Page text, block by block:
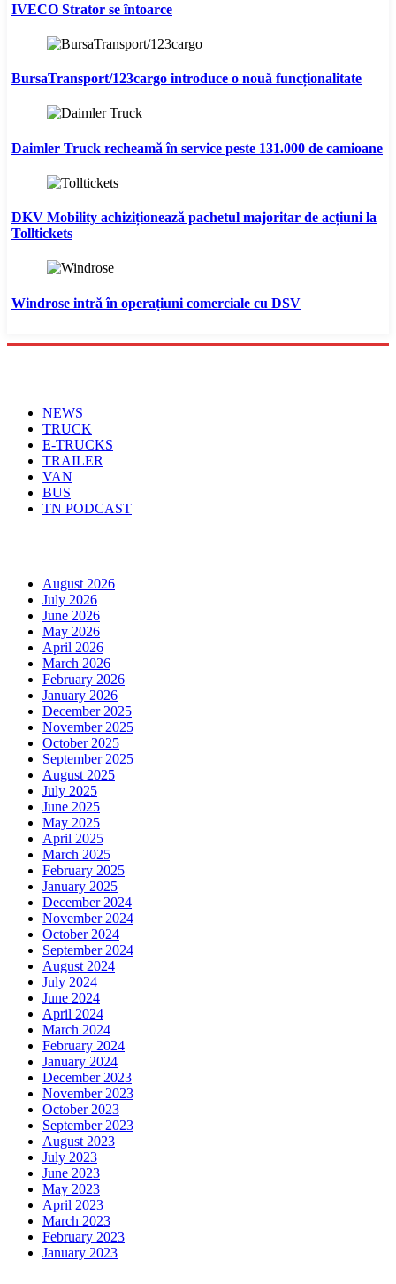
IVECO Strator se întoarce
BursaTransport/123cargo introduce o nouă funcționalitate
Daimler Truck recheamă în service peste 131.000 de camioane
DKV Mobility achiziționează pachetul majoritar de acțiuni la
Tolltickets
Windrose intră în operațiuni comerciale cu DSV
NEWS
TRUCK
E-TRUCKS
TRAILER
VAN
BUS
TN PODCAST
August 2026
July 2026
June 2026
May 2026
April 2026
March 2026
February 2026
January 2026
December 2025
November 2025
October 2025
September 2025
August 2025
July 2025
June 2025
May 2025
April 2025
March 2025
February 2025
January 2025
December 2024
November 2024
October 2024
September 2024
August 2024
July 2024
June 2024
April 2024
March 2024
February 2024
January 2024
December 2023
November 2023
October 2023
September 2023
August 2023
July 2023
June 2023
May 2023
April 2023
March 2023
February 2023
January 2023